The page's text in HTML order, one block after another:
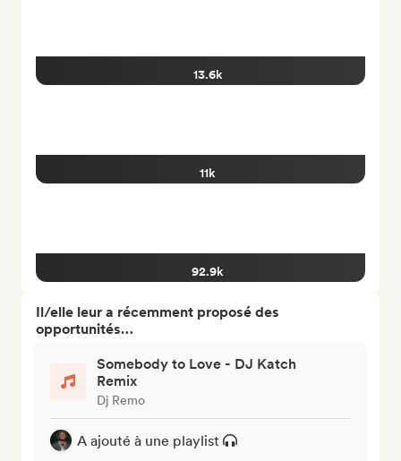
13.6k
11k
92.9k
Il/elle leur a récemment proposé des
opportunités…
Somebody to Love - DJ Katch
Remix
Dj Remo
A ajouté à une playlist